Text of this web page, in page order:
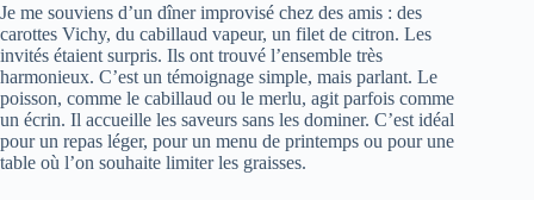
Je me souviens d’un dîner improvisé chez des amis : des
carottes Vichy, du cabillaud vapeur, un filet de citron. Les
invités étaient surpris. Ils ont trouvé l’ensemble très
harmonieux. C’est un témoignage simple, mais parlant. Le
poisson, comme le cabillaud ou le merlu, agit parfois comme
un écrin. Il accueille les saveurs sans les dominer. C’est idéal
pour un repas léger, pour un menu de printemps ou pour une
table où l’on souhaite limiter les graisses.